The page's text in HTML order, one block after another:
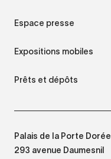
Espace presse
Expositions mobiles
Prêts et dépôts
Palais de la Porte Dorée
293 avenue Daumesnil